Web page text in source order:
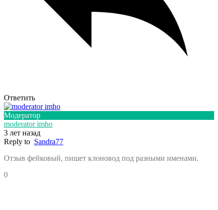
Ответить
Модератор
moderator imho
3 лет назад
Reply to Sandra77
Отзыв фейковый, пишет клоновод под разными именами.
0